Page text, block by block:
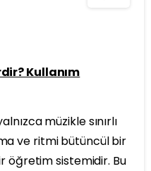
Kullanım
müzikle sınırlı
ve ritmi bütüncül bir
öğretim sistemidir. Bu